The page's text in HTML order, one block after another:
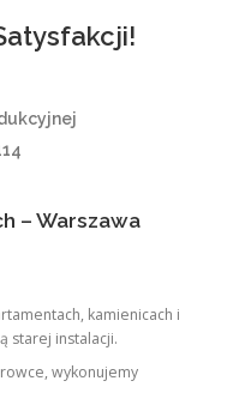
– Warszawa
kamienicach i
starej instalacji.
wykonujemy